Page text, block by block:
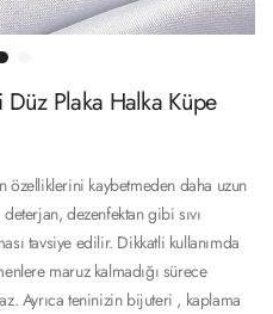
Plaka Halka Küpe
kaybetmeden daha uzun
dezenfektan gibi sıvı
tavsiye edilir. Dikkatli kullanımda
maruz kalmadığı sürece
Ayrıca teninizin bijuteri , kaplama